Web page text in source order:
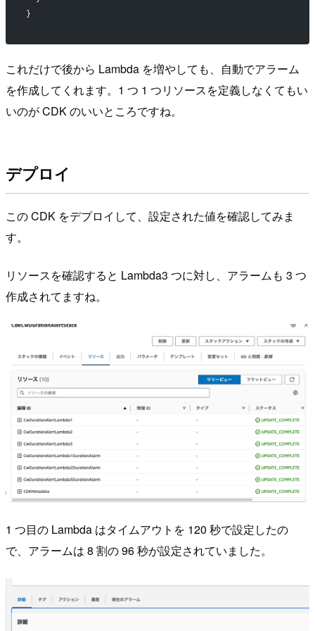
}
これだけで後から Lambda を増やしても、自動でアラーム
を作成してくれます。1 つ 1 つリソースを定義しなくてもい
いのが CDK のいいところですね。
デプロイ
この CDK をデプロイして、設定された値を確認してみま
す。
リソースを確認すると Lambda3 つに対し、アラームも 3 つ
作成されてますね。
1 つ目の Lambda はタイムアウトを 120 秒で設定したの
で、アラームは 8 割の 96 秒が設定されていました。